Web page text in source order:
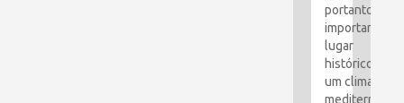
portanto, um
importante
lugar
histórico com
um clima
mediterrâneo